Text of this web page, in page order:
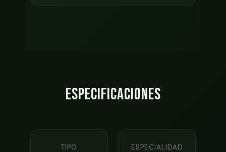
ESPECIFICACIONES
TIPO ESPECIALIDAD